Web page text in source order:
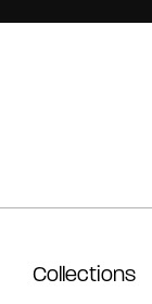
Collections